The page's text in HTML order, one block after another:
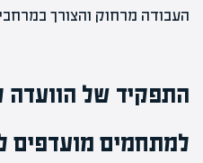
העבודה מרחוק והצורך
התפקיד של הוועדה
למתחמים מועדפים